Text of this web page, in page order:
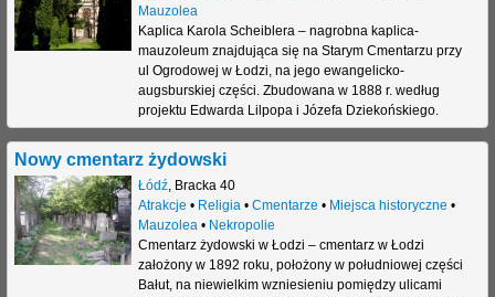
ś
t
a
j
Mauzolea
Kaplica Karola Scheiblera – nagrobna kaplica-
mauzoleum znajdująca się na Starym Cmentarzu przy
ul Ogrodowej w Łodzi, na jego ewangelicko-
augsburskiej części. Zbudowana w 1888 r. według
projektu Edwarda Lilpopa i Józefa Dziekońskiego.
Nowy cmentarz żydowski
Łódź, Bracka 40
Atrakcje • Religia • Cmentarze • Miejsca historyczne •
Mauzolea • Nekropolie
Cmentarz żydowski w Łodzi – cmentarz w Łodzi
założony w 1892 roku, położony w południowej części
Bałut, na niewielkim wzniesieniu pomiędzy ulicami